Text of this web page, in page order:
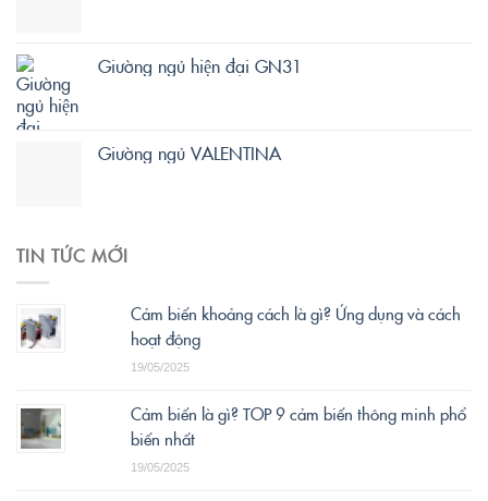
Giường ngủ hiện đại GN31
Giường ngủ VALENTINA
TIN TỨC MỚI
Cảm biến khoảng cách là gì? Ứng dụng và cách
hoạt động
19/05/2025
Cảm biến là gì? TOP 9 cảm biến thông minh phổ
biến nhất
19/05/2025